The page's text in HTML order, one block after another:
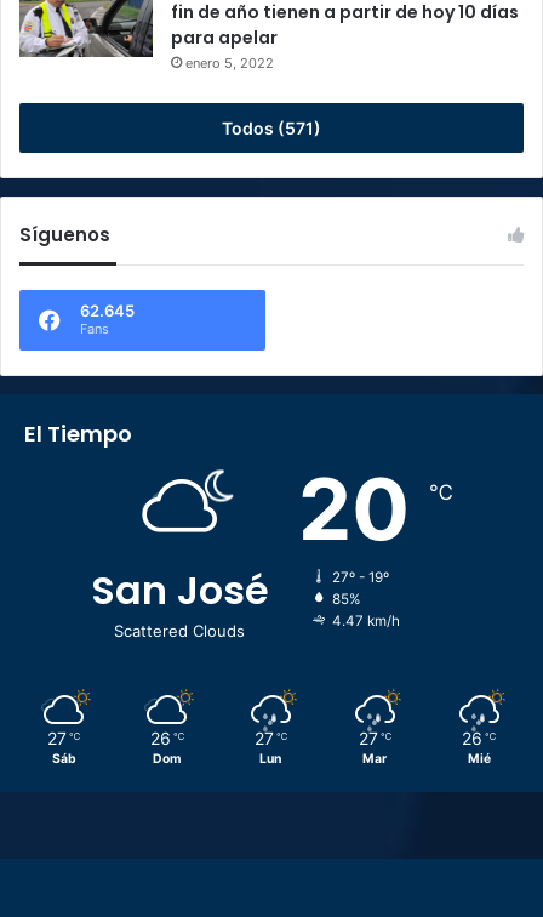
fin de año tienen a partir de hoy 10 días
para apelar
enero 5, 2022
Todos (571)
Síguenos
62.645
Fans
El Tiempo
San José
Scattered Clouds
20 ℃
27º - 19º
85%
4.47 km/h
27 ℃
Sáb
26 ℃
Dom
27 ℃
Lun
27 ℃
Mar
26 ℃
Mié